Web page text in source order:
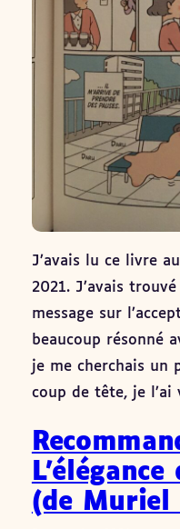
J’avais lu ce livre
2021. J’avais
message sur
beaucoup résonné
je me cherchais un
coup de tête, je l’ai
(de Muriel